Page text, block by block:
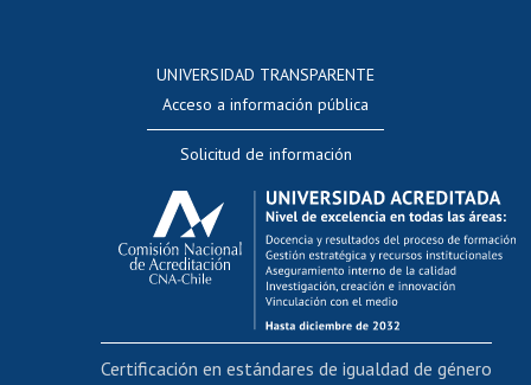
Perfeccionamiento
Editar Portafolio Académico
Evaluación docente
Calificación académica
Postulación al AUCAI
Funcionarias/os
Cursos internos de capacitación
Bienestar del personal
Portal de movilidad interna
UNIVERSIDAD TRANSPARENTE
Acceso a información pública
Solicitud de información
Certificación en estándares de igualdad de género